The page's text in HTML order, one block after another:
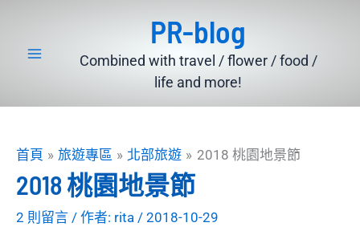
PR-blog
Combined with travel / flower / food /
life and more!
首頁 旅遊專區 北部旅遊 2018 桃園地景節
2018 桃園地景節
2 則留言 / 作者: rita / 2018-10-29